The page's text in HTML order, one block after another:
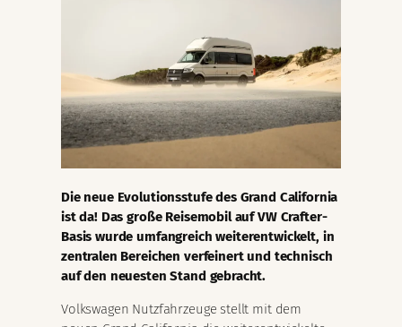
Die neue Evolutionsstufe des Grand California
ist da! Das große Reisemobil auf VW Crafter-
Basis wurde umfangreich weiterentwickelt, in
zentralen Bereichen verfeinert und technisch
auf den neuesten Stand gebracht.
Volkswagen Nutzfahrzeuge stellt mit dem